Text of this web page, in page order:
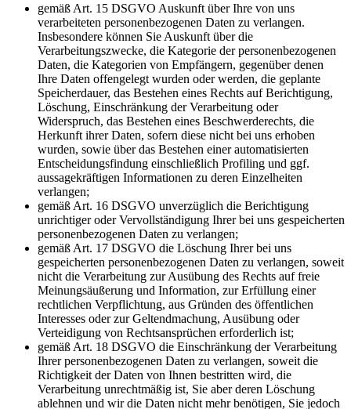
gemäß Art. 15 DSGVO Auskunft über Ihre von uns
verarbeiteten personenbezogenen Daten zu verlangen.
Insbesondere können Sie Auskunft über die
Verarbeitungszwecke, die Kategorie der personenbezogenen
Daten, die Kategorien von Empfängern, gegenüber denen
Ihre Daten offengelegt wurden oder werden, die geplante
Speicherdauer, das Bestehen eines Rechts auf Berichtigung,
Löschung, Einschränkung der Verarbeitung oder
Widerspruch, das Bestehen eines Beschwerderechts, die
Herkunft ihrer Daten, sofern diese nicht bei uns erhoben
wurden, sowie über das Bestehen einer automatisierten
Entscheidungsfindung einschließlich Profiling und ggf.
aussagekräftigen Informationen zu deren Einzelheiten
verlangen;
gemäß Art. 16 DSGVO unverzüglich die Berichtigung
unrichtiger oder Vervollständigung Ihrer bei uns gespeicherten
personenbezogenen Daten zu verlangen;
gemäß Art. 17 DSGVO die Löschung Ihrer bei uns
gespeicherten personenbezogenen Daten zu verlangen, soweit
nicht die Verarbeitung zur Ausübung des Rechts auf freie
Meinungsäußerung und Information, zur Erfüllung einer
rechtlichen Verpflichtung, aus Gründen des öffentlichen
Interesses oder zur Geltendmachung, Ausübung oder
Verteidigung von Rechtsansprüchen erforderlich ist;
gemäß Art. 18 DSGVO die Einschränkung der Verarbeitung
Ihrer personenbezogenen Daten zu verlangen, soweit die
Richtigkeit der Daten von Ihnen bestritten wird, die
Verarbeitung unrechtmäßig ist, Sie aber deren Löschung
ablehnen und wir die Daten nicht mehr benötigen, Sie jedoch